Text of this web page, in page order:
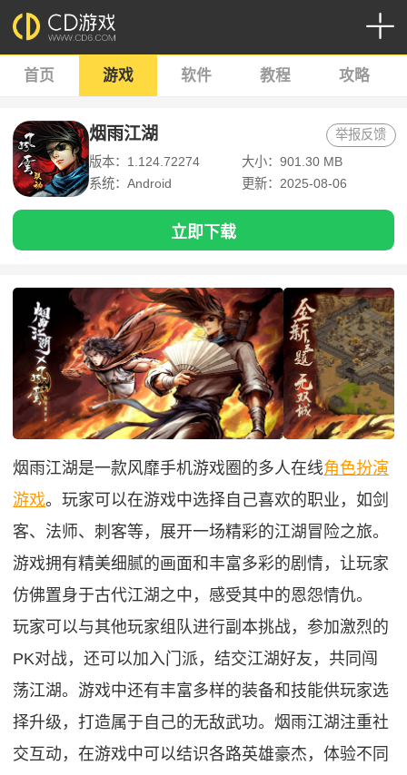
首页 游戏 软件 教程 攻略
烟雨江湖
版本：1.124.72274
大小：901.30 MB
系统：Android
更新：2025-08-06
举报反馈
立即下载
烟雨江湖是一款风靡手机游戏圈的多人在线角色扮演
游戏。玩家可以在游戏中选择自己喜欢的职业，如剑
客、法师、刺客等，展开一场精彩的江湖冒险之旅。
游戏拥有精美细腻的画面和丰富多彩的剧情，让玩家
仿佛置身于古代江湖之中，感受其中的恩怨情仇。
玩家可以与其他玩家组队进行副本挑战，参加激烈的
PK对战，还可以加入门派，结交江湖好友，共同闯
荡江湖。游戏中还有丰富多样的装备和技能供玩家选
择升级，打造属于自己的无敌武功。烟雨江湖注重社
交互动，在游戏中可以结识各路英雄豪杰，体验不同